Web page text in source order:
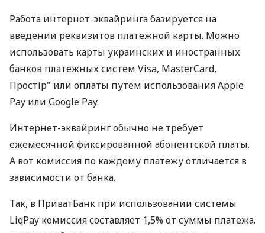
Работа интернет-эквайринга базируется на
введении реквизитов платежной карты. Можно
использовать карты украинских и иностранных
банков платежных систем Visa, MasterCard,
Простір" или оплаты путем использования Apple
Pay или Google Pay.
Интернет-эквайринг обычно не требует
ежемесячной фиксированной абонентской платы.
А вот комиссия по каждому платежу отличается в
зависимости от банка.
Так, в ПриватБанк при использовании системы
LiqPay комиссия составляет 1,5% от суммы платежа.